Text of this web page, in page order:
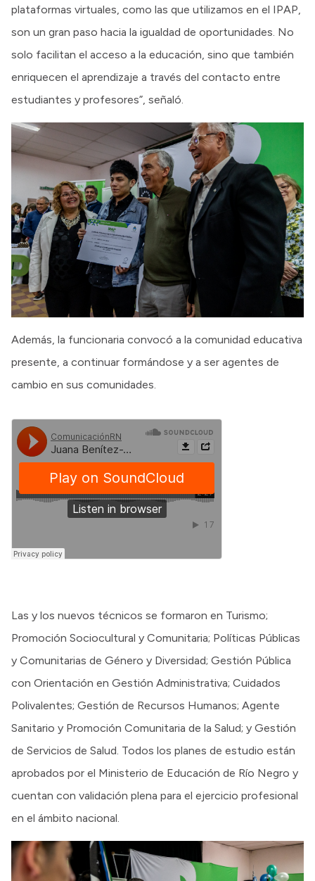
plataformas virtuales, como las que utilizamos en el IPAP,
son un gran paso hacia la igualdad de oportunidades. No
solo facilitan el acceso a la educación, sino que también
enriquecen el aprendizaje a través del contacto entre
estudiantes y profesores”, señaló.
Además, la funcionaria convocó a la comunidad educativa
presente, a continuar formándose y a ser agentes de
cambio en sus comunidades.
Las y los nuevos técnicos se formaron en Turismo;
Promoción Sociocultural y Comunitaria; Políticas Públicas
y Comunitarias de Género y Diversidad; Gestión Pública
con Orientación en Gestión Administrativa; Cuidados
Polivalentes; Gestión de Recursos Humanos; Agente
Sanitario y Promoción Comunitaria de la Salud; y Gestión
de Servicios de Salud. Todos los planes de estudio están
aprobados por el Ministerio de Educación de Río Negro y
cuentan con validación plena para el ejercicio profesional
en el ámbito nacional.